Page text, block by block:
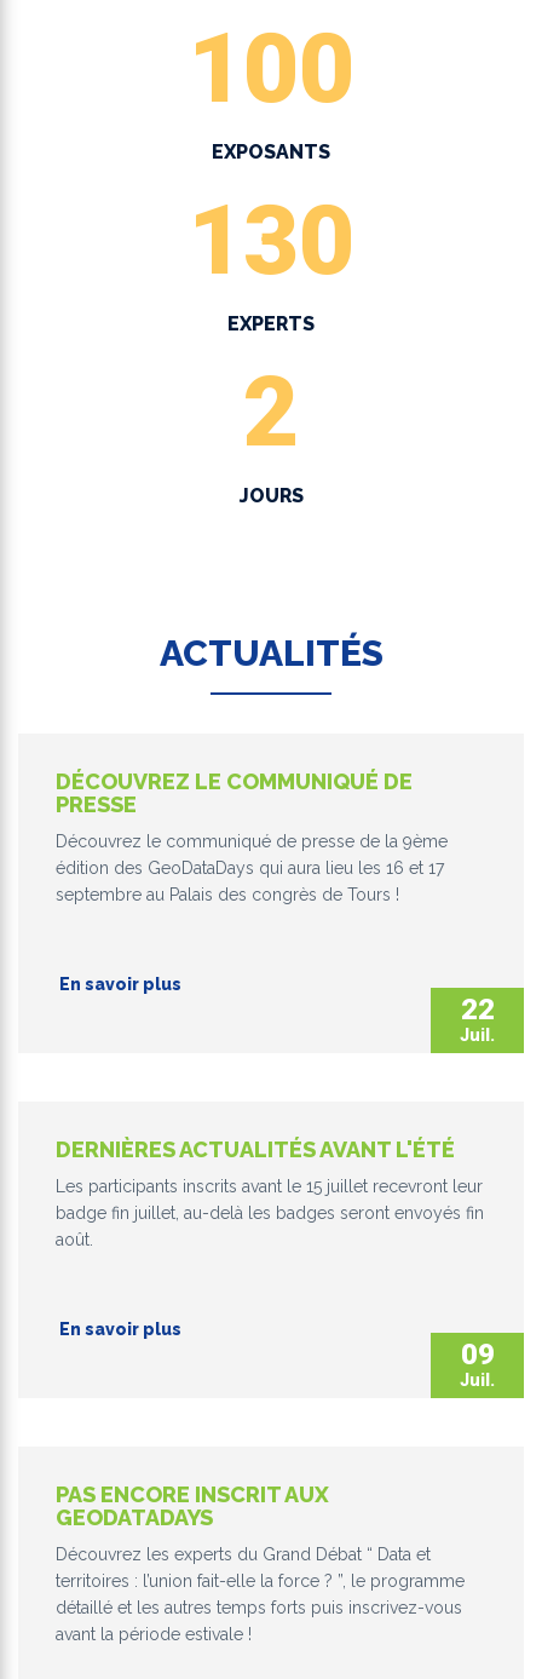
100
EXPOSANTS
130
EXPERTS
2
JOURS
ACTUALITÉS
DÉCOUVREZ LE COMMUNIQUÉ DE
PRESSE
Découvrez le communiqué de presse de la 9ème
édition des GeoDataDays qui aura lieu les 16 et 17
septembre au Palais des congrès de Tours !
En savoir plus
22
Juil.
DERNIÈRES ACTUALITÉS AVANT L'ÉTÉ
Les participants inscrits avant le 15 juillet recevront leur
badge fin juillet, au-delà les badges seront envoyés fin
août.
En savoir plus
09
Juil.
PAS ENCORE INSCRIT AUX
GEODATADAYS
Découvrez les experts du Grand Débat “ Data et
territoires : l’union fait-elle la force ? ”, le programme
détaillé et les autres temps forts puis inscrivez-vous
avant la période estivale !